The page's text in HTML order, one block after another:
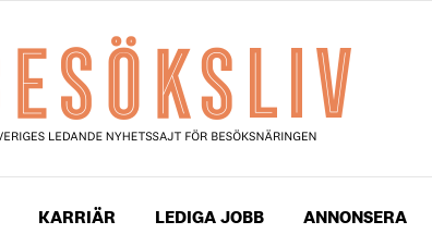
KARRIÄR LEDIGA JOBB ANNONSERA